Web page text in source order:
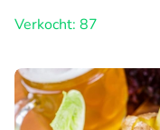
Verkocht: 87